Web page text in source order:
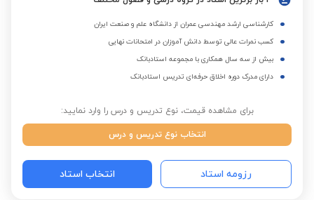
کارشناسی ارشد مهندسی عمران از دانشگاه علم و صنعت ایران
کسب نمرات عالی توسط دانش آموزان در امتحانات نهایی
بیش از سه سال همکاری با مجموعه استادبانک
دارای مدرک دوره اخلاق حرفه‌ای تدریس استادبانک
برای مشاهده قیمت، نوع تدریس و درس را وارد نمایید:
انتخاب نوع تدریس و درس
رزومه استاد انتخاب استاد